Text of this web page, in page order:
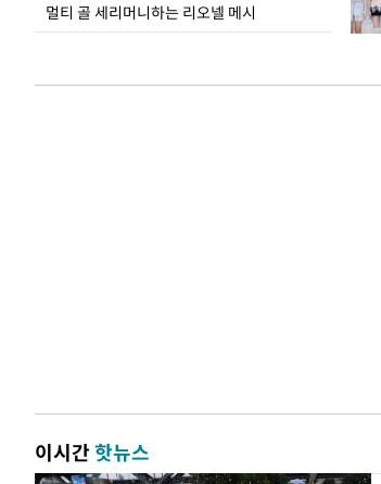
멀티 골 세리머니하는 리오넬 메시
이시간핫뉴스